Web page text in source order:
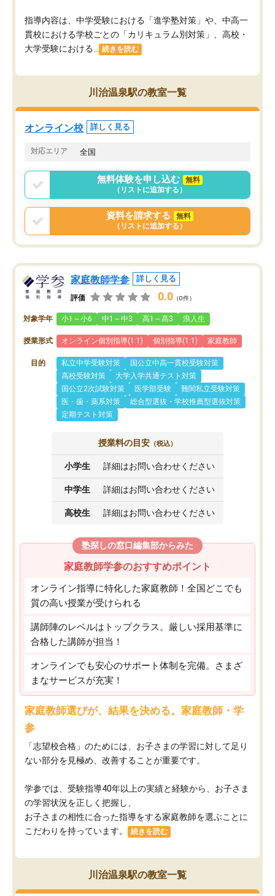
指導内容は、中学受験における「進学塾対策」や、中高一
貫校における学校ごとの「カリキュラム別対策」、高校・
大学受験における...
続きを読む
川治温泉駅の教室一覧
オンライン校 詳しく見る
対応エリア 全国
無料体験を申し込む
無料
（リストに追加する）
資料を請求する
無料
（リストに追加する）
家庭教師学参 詳しく見る
評価 0.0 （0件）
対象学年 小1～小6 中1～中3 高1～高3 浪人生
授業形式 オンライン個別指導(1:1) 個別指導(1:1) 家庭教師
目的 私立中学受験対策
国公立中高一貫校受験対策
高校受験対策
大学入学共通テスト対策
国公立2次試験対策
医学部受験
難関私立受験対策
医・歯・薬系対策
総合型選抜・学校推薦型選抜対策
定期テスト対策
授業料の目安 （税込）
小学生 詳細はお問い合わせください
中学生 詳細はお問い合わせください
高校生 詳細はお問い合わせください
塾探しの窓口編集部からみた
家庭教師学参のおすすめポイント
オンライン指導に特化した家庭教師！全国どこでも
質の高い授業が受けられる
講師陣のレベルはトップクラス。厳しい採用基準に
合格した講師が担当！
オンラインでも安心のサポート体制を完備。さまざ
まなサービスが充実！
家庭教師選びが、結果を決める。家庭教師・学
参
「志望校合格」のためには、お子さまの学習に対して足り
ない部分を見極め、改善することが重要です。
学参では、受験指導40年以上の実績と経験から、お子さま
の学習状況を正しく把握し、
お子さまの相性に合った指導をする家庭教師を選ぶことに
こだわりを持っています。
続きを読む
川治温泉駅の教室一覧